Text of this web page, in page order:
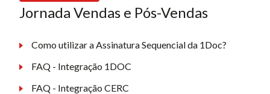
Jornada Vendas e Pós-Vendas
Como utilizar a Assinatura Sequencial da 1Doc?
FAQ - Integração 1DOC
FAQ - Integração CERC